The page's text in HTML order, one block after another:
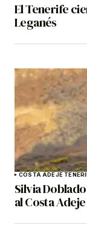
El Tenerife
Leganés
COSTA ADEJE
Silvia
al Costa